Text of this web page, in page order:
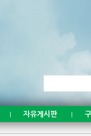
자유게시판